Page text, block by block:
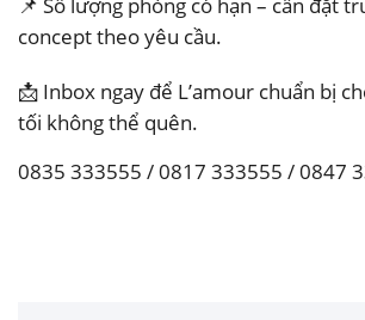
concept theo yêu cầu.
📩 Inbox ngay để L’amour chuẩn bị
tối không thể quên.
0835 333555 / 0817 333555 / 0847